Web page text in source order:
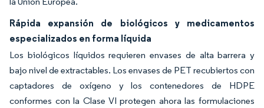
Rápida expansión de biológicos y medicamentos
especializados en forma líquida
Los biológicos líquidos requieren envases de alta barrera y
bajo nivel de extractables. Los envases de PET recubiertos con
captadores de oxígeno y los contenedores de HDPE
conformes con la Clase VI protegen ahora las formulaciones